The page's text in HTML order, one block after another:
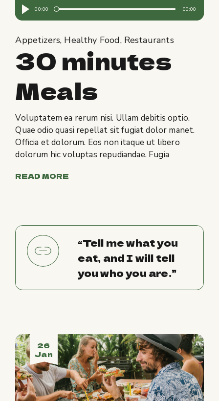
Audio
Player
00:00 00:00
Appetizers Healthy Food Restaurants
30 minutes
Meals
Voluptatem ea rerum nisi. Ullam debitis optio.
Quae odio quasi repellat sit fugiat dolor manet.
Officia et dolorum. Eos non itaque ut libero
dolorum hic voluptas repudiandae. Fugia
READ MORE
“Tell me what you
eat, and I will tell
you who you are.”
26
Jan